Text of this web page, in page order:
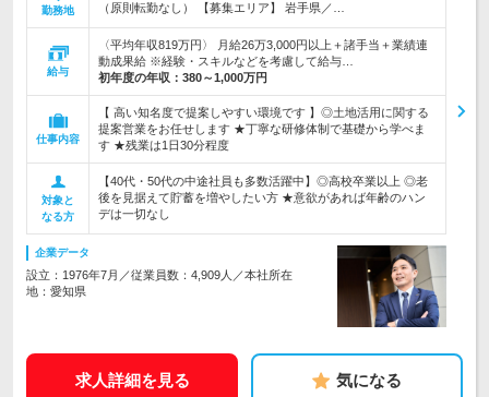
勤務地
（原則転勤なし） 【募集エリア】 岩手県／…
給与
〈平均年収819万円〉 月給26万3,000円以上＋諸手当＋業績連
動成果給 ※経験・スキルなどを考慮して給与…
初年度の年収： 380～1,000万円
仕事内容
【 高い知名度で提案しやすい環境です 】◎土地活用に関する
提案営業をお任せします ★丁寧な研修体制で基礎から学べま
す ★残業は1日30分程度
対象と
なる方
【40代・50代の中途社員も多数活躍中】◎高校卒業以上 ◎老
後を見据えて貯蓄を増やしたい方 ★意欲があれば年齢のハン
デは一切なし
企業データ
設立：1976年7月／従業員数：4,909人／本社所在
地：愛知県
求人詳細を見る 気になる